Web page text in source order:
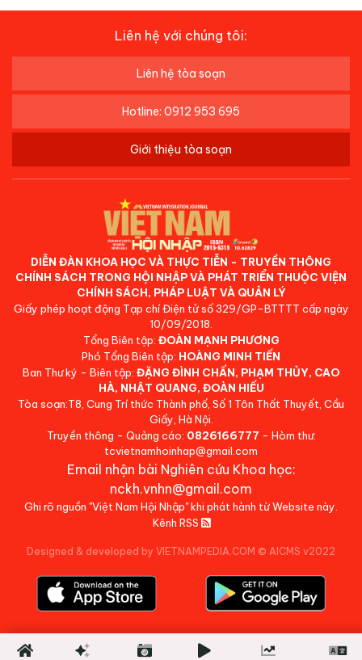
Liên hệ với chúng tôi:
Liên hệ tòa soạn
Hotline: 0912 953 695
Giới thiệu tòa soạn
DIỄN ĐÀN KHOA HỌC VÀ THỰC TIỄN - TRUYỀN THÔNG
CHÍNH SÁCH TRONG HỘI NHẬP VÀ PHÁT TRIỂN THUỘC VIỆN
CHÍNH SÁCH, PHÁP LUẬT VÀ QUẢN LÝ
Giấy phép hoạt động Tạp chí Điện tử số 329/GP-BTTTT cấp ngày
10/09/2018.
Tổng Biên tập: ĐOÀN MẠNH PHƯƠNG
Phó Tổng Biên tập: HOÀNG MINH TIẾN
Ban Thư ký - Biên tập: ĐẶNG ĐÌNH CHẤN, PHẠM THỦY, CAO
HÀ, NHẬT QUANG, ĐOÀN HIẾU
Tòa soạn:T8, Cung Trí thức Thành phố, Số 1 Tôn Thất Thuyết, Cầu
Giấy, Hà Nội.
Truyền thông - Quảng cáo: 0826166777 - Hòm thư:
tcvietnamhoinhap@gmail.com
Email nhận bài Nghiên cứu Khoa học:
nckh.vnhn@gmail.com
Ghi rõ nguồn "Việt Nam Hội Nhập" khi phát hành từ Website này.
Kênh RSS
Designed & developed by VIETNAMPEDIA.COM © AICMS v2022